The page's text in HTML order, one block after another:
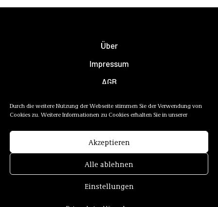
Durch die weitere Nutzung der Webseite stimmen Sie der Verwendung von
Cookies zu. Weitere Informationen zu Cookies erhalten Sie in unserer
Akzeptieren
Alle ablehnen
Einstellungen
Über
Impressum
AGB
Newsletter